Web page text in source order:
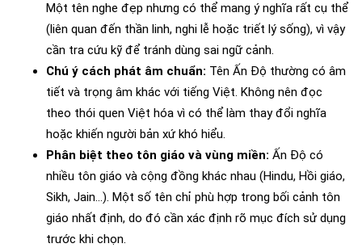
Một tên nghe đẹp nhưng có thể mang ý nghĩa rất cụ thể
(liên quan đến thần linh, nghi lễ hoặc triết lý sống), vì vậy
cần tra cứu kỹ để tránh dùng sai ngữ cảnh.
Chú ý cách phát âm chuẩn: Tên Ấn Độ thường có âm
tiết và trọng âm khác với tiếng Việt. Không nên đọc
theo thói quen Việt hóa vì có thể làm thay đổi nghĩa
hoặc khiến người bản xứ khó hiểu.
Phân biệt theo tôn giáo và vùng miền: Ấn Độ có
nhiều tôn giáo và cộng đồng khác nhau (Hindu, Hồi giáo,
Sikh, Jain…). Một số tên chỉ phù hợp trong bối cảnh tôn
giáo nhất định, do đó cần xác định rõ mục đích sử dụng
trước khi chọn.